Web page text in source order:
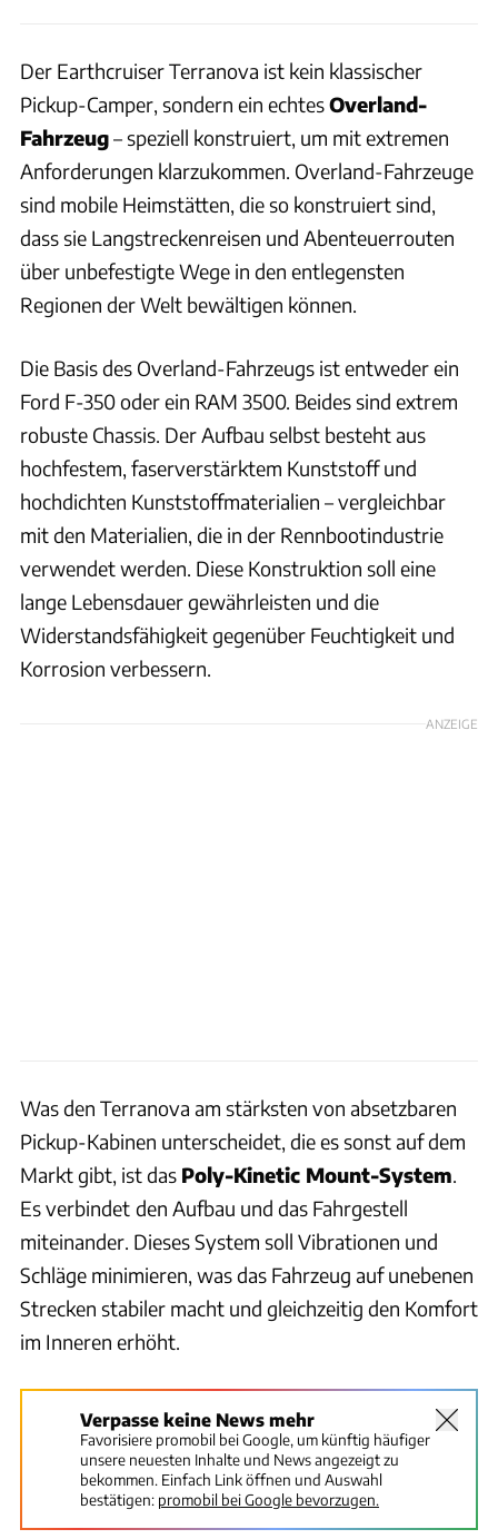
Der Earthcruiser Terranova ist kein klassischer
Pickup-Camper, sondern ein echtesOverland-
Fahrzeug– speziell konstruiert, um mit extremen
Anforderungen klarzukommen. Overland-Fahrzeuge
sind mobile Heimstätten, die so konstruiert sind,
dass sie Langstreckenreisen und Abenteuerrouten
über unbefestigte Wege in den entlegensten
Regionen der Welt bewältigen können.
Die Basis des Overland-Fahrzeugs ist entweder ein
Ford F-350 oder ein RAM 3500. Beides sind extrem
robuste Chassis. Der Aufbau selbst besteht aus
hochfestem, faserverstärktem Kunststoff und
hochdichten Kunststoffmaterialien – vergleichbar
mit den Materialien, die in der Rennbootindustrie
verwendet werden. Diese Konstruktion soll eine
lange Lebensdauer gewährleisten und die
Widerstandsfähigkeit gegenüber Feuchtigkeit und
Korrosion verbessern.
ANZEIGE
Was den Terranova am stärksten von absetzbaren
Pickup-Kabinen unterscheidet, die es sonst auf dem
Markt gibt, ist das Poly-Kinetic Mount-System.
Es verbindet den Aufbau und das Fahrgestell
miteinander. Dieses System soll Vibrationen und
Schläge minimieren, was das Fahrzeug auf unebenen
Strecken stabiler macht und gleichzeitig den Komfort
im Inneren erhöht.
Verpasse keine News mehr
Favorisiere promobil bei Google, um künftig häufiger
unsere neuesten Inhalte und News angezeigt zu
bekommen. Einfach Link öffnen und Auswahl
bestätigen: promobil bei Google bevorzugen.